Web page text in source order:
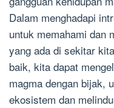
Dalam menghadapi
untuk memahami dan
yang ada di sekitar
baik, kita dapat
magma dengan bijak,
ekosistem dan